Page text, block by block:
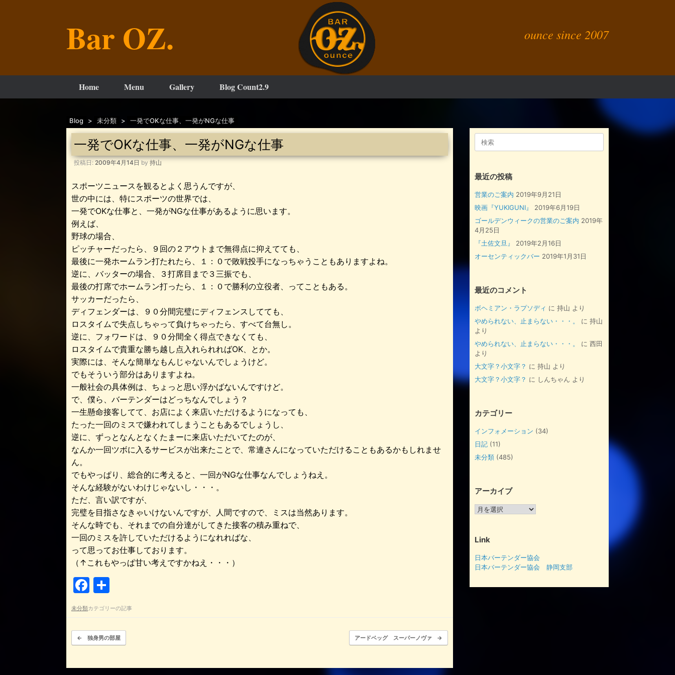
Bar OZ. ounce since 2007
Home Menu Gallery Blog Count2.9
Blog > 未分類 > 一発でOKな仕事、一発がNGな仕事
一発でOKな仕事、一発がNGな仕事
投稿日: 2009年4月14日 by 持山
スポーツニュースを観るとよく思うんですが、
世の中には、特にスポーツの世界では、
一発でOKな仕事と、一発がNGな仕事があるように思います。
例えば、
野球の場合、
ピッチャーだったら、９回の２アウトまで無得点に抑えてても、
最後に一発ホームラン打たれたら、１：０で敗戦投手になっちゃうこともありますよね。
逆に、バッターの場合、３打席目まで３三振でも、
最後の打席でホームラン打ったら、１：０で勝利の立役者、ってこともある。
サッカーだったら、
ディフェンダーは、９０分間完璧にディフェンスしてても、
ロスタイムで失点しちゃって負けちゃったら、すべて台無し。
逆に、フォワードは、９０分間全く得点できなくても、
ロスタイムで貴重な勝ち越し点入れられればOK、とか。
実際には、そんな簡単なもんじゃないんでしょうけど。
でもそういう部分はありますよね。
一般社会の具体例は、ちょっと思い浮かばないんですけど。
で、僕ら、バーテンダーはどっちなんでしょう？
一生懸命接客してて、お店によく来店いただけるようになっても、
たった一回のミスで嫌われてしまうこともあるでしょうし、
逆に、ずっとなんとなくたまーに来店いただいてたのが、
なんか一回ツボに入るサービスが出来たことで、常連さんになっていただけることもあるかもしれませ
ん。
でもやっぱり、総合的に考えると、一回がNGな仕事なんでしょうねえ。
そんな経験がないわけじゃないし・・・。
ただ、言い訳ですが、
完璧を目指さなきゃいけないんですが、人間ですので、ミスは当然あります。
そんな時でも、それまでの自分達がしてきた接客の積み重ねで、
一回のミスを許していただけるようになれればな、
って思ってお仕事しております。
（↑これもやっぱ甘い考えですかねえ・・・）
F
a
c
e
b
o
有
未分類カテゴリーの記事
投稿ナビゲーション
← 独身男の部屋 アードベッグ スーパーノヴァ →
最近の投稿
営業のご案内 2019年9月21日
映画『YUKIGUNI』
2019年6月19日
ゴールデンウィークの営業のご案内 2019年
4月25日
『土佐文旦』
2019年2月16日
オーセンティックバー 2019年1月31日
最近のコメント
ボヘミアン・ラプソディ に持山 より
やめられない、止まらない・・・。
に持山
より
やめられない、止まらない・・・。
に西田
より
大文字？小文字？ に持山 より
大文字？小文字？ に しんちゃん より
カテゴリー
インフォメーション (34)
日記 (11)
未分類 (485)
アーカイブ
ア
イ
Link
日本バーテンダー協会
日本バーテンダー協会 静岡支部